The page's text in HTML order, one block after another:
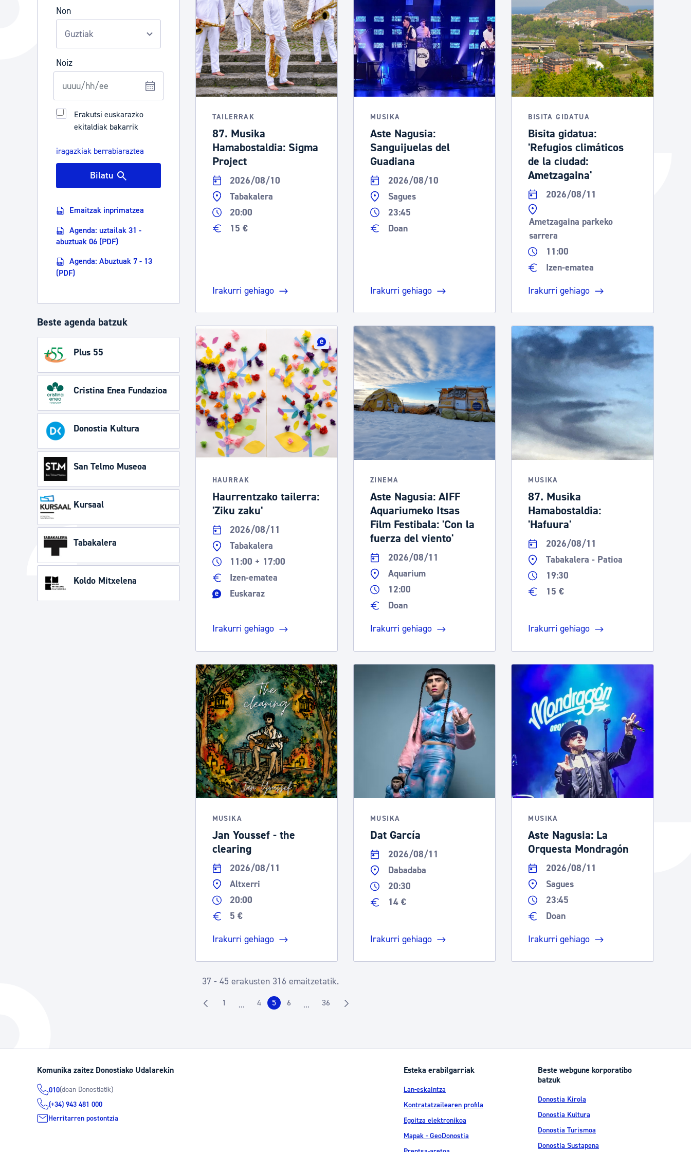
Hiria orain
Hiria ezagutu
Etorkizuneko hiria
Aktualitatea
Albisteak
Abisuak
Kultur agenda
Udal administrazioa
Iragarki ofizialen taula
Egutegi fiskala
Gardentasun ataria
Izapideen katalogoa
Tramitaziorako laguntza
Non
Noiz
Erakutsi euskarazko
ekitaldiak bakarrik
iragazkiak berrabiaraztea
Bilatu
Emaitzak inprimatzea
Agenda: uztailak 31 -
abuztuak 06 (PDF)
Agenda: Abuztuak 7 - 13
(PDF)
Beste agenda batzuk
Plus 55
Cristina Enea Fundazioa
Donostia Kultura
San Telmo Museoa
Kursaal
Tabakalera
Koldo Mitxelena
TAILERRAK
87. Musika
Hamabostaldia: Sigma
Project
2026/08/10
Tabakalera
20:00
15 €
Irakurri gehiago
MUSIKA
Aste Nagusia:
Sanguijuelas del
Guadiana
2026/08/10
Sagues
23:45
Doan
Irakurri gehiago
BISITA GIDATUA
Bisita gidatua:
'Refugios climáticos
de la ciudad:
Ametzagaina'
2026/08/11
Ametzagaina parkeko
sarrera
11:00
Izen-ematea
Irakurri gehiago
HAURRAK
Haurrentzako tailerra:
'Ziku zaku'
2026/08/11
Tabakalera
11:00 + 17:00
Izen-ematea
Euskaraz
Irakurri gehiago
ZINEMA
Aste Nagusia: AIFF
Aquariumeko Itsas
Film Festibala: 'Con la
fuerza del viento'
2026/08/11
Aquarium
12:00
Doan
Irakurri gehiago
MUSIKA
87. Musika
Hamabostaldia:
'Hafuura'
2026/08/11
Tabakalera - Patioa
19:30
15 €
Irakurri gehiago
MUSIKA
Jan Youssef - the
clearing
2026/08/11
Altxerri
20:00
5 €
Irakurri gehiago
MUSIKA
Dat García
2026/08/11
Dabadaba
20:30
14 €
Irakurri gehiago
MUSIKA
Aste Nagusia: La
Orquesta Mondragón
2026/08/11
Sagues
23:45
Doan
Irakurri gehiago
37 - 45 erakusten 316 emaitzetatik.
Orrialdea
1 ...Intermediate Pages Use TAB to navigate.
Orrialdea
4 Orrialdea
5 Orrialdea
6 ...Intermediate Pages Use TAB to navigate.
Orrialdea
36
Komunika zaitez Donostiako Udalarekin
010(doan Donostiatik)
(+34) 943 481 000
Herritarren postontzia
Esteka erabilgarriak
Lan-eskaintza
Kontratatzailearen profila
Egoitza elektronikoa
Mapak - GeoDonostia
Beste webgune korporatibo
batzuk
Donostia Kirola
Donostia Kultura
Donostia Turismoa
Donostia Sustapena